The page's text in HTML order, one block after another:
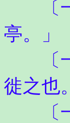
〔一
亭。」
〔一
徙之也
〔一